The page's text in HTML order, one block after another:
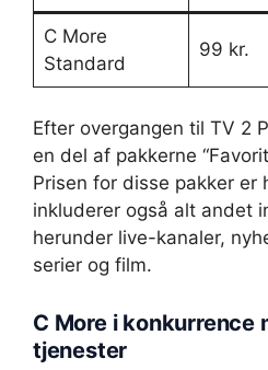
C More
Standard
99 kr.
Efter overgangen til TV 2
en del af pakkerne
Prisen for disse pakker er
inkluderer også alt andet
herunder live-kanaler,
serier og film.
C More i konkurrence
tjenester